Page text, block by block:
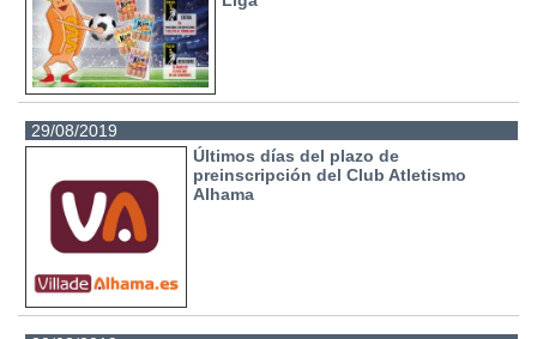
29/08/2019
Últimos días del plazo de
preinscripción del Club Atletismo
Alhama